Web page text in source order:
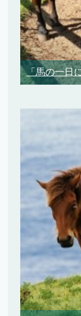
「馬の一日